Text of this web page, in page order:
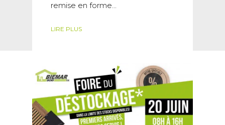
remise en forme...
LIRE PLUS